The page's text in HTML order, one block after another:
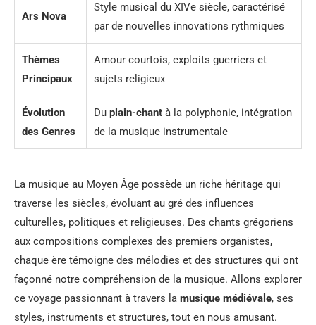
Ars Nova
Style musical du XIVe siècle, caractérisé
par de nouvelles innovations rythmiques
Thèmes
Principaux
Amour courtois, exploits guerriers et
sujets religieux
Évolution
des Genres
Du plain-chant à la polyphonie, intégration
de la musique instrumentale
La musique au Moyen Âge possède un riche héritage qui
traverse les siècles, évoluant au gré des influences
culturelles, politiques et religieuses. Des chants grégoriens
aux compositions complexes des premiers organistes,
chaque ère témoigne des mélodies et des structures qui ont
façonné notre compréhension de la musique. Allons explorer
ce voyage passionnant à travers la musique médiévale, ses
styles, instruments et structures, tout en nous amusant.